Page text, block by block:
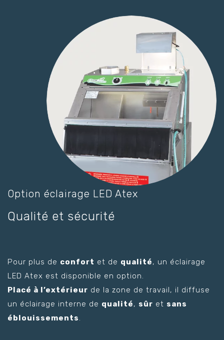
Option éclairage LED Atex
Qualité et sécurité
Pour plus de confort et de qualité, un éclairage
LED Atex est disponible en option.
Placé à l’extérieur de la zone de travail, il diffuse
un éclairage interne de qualité, sûr et sans
éblouissements.